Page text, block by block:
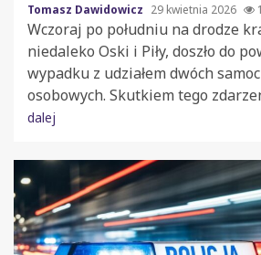
Tomasz Dawidowicz 29 kwietnia 2026
Wczoraj po południu na drodze
niedaleko Oski i Piły, doszło do
wypadku z udziałem dwóch
osobowych. Skutkiem tego
dalej